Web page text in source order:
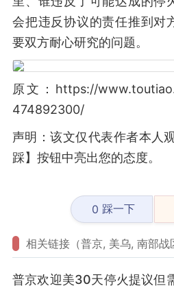
会把违反协议的责任推到对
要双方耐心研究的问题。
原文：https://
474892300/
声明：该文仅代表作者本人
踩】按钮中亮出您的态度。
0 踩一下
相关链接（普京, 美乌, 南部战
普京欢迎美30天停火提议但